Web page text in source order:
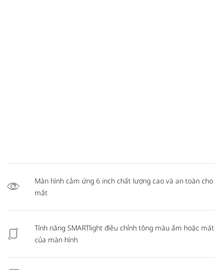
Màn hình cảm ứng 6 inch chất lượng cao và an toàn cho
mắt
Tính năng SMARTlight điều chỉnh tông màu ấm hoặc mát
của màn hình